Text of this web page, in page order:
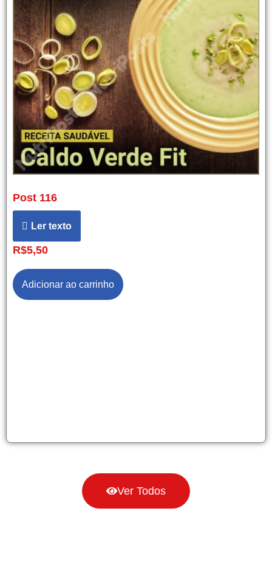
Post 116
Ler texto
R$5,50
Adicionar ao carrinho
Ver Todos